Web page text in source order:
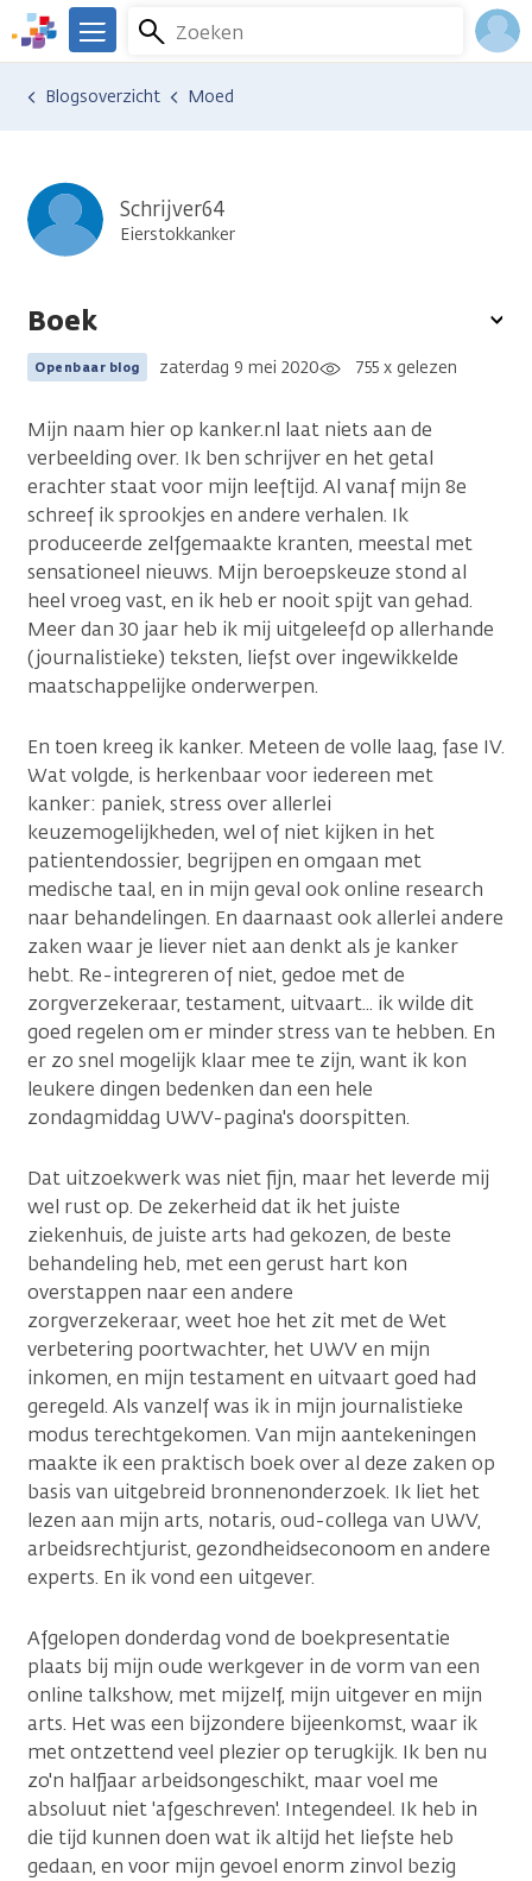
Overslaan
en
naar
We
er
Kanker.nl
Zoeken
Menu
Ervaringen van anderen
Blogsoverzicht Moed
Schrijver64
Eierstokkanker
Boek
Openbaar blog zaterdag 9 mei 2020 755 x gelezen
Mijn naam hier op kanker.nl laat niets aan de
verbeelding over. Ik ben schrijver en het getal
erachter staat voor mijn leeftijd. Al vanaf mijn 8e
schreef ik sprookjes en andere verhalen. Ik
produceerde zelfgemaakte kranten, meestal met
sensationeel nieuws. Mijn beroepskeuze stond al
heel vroeg vast, en ik heb er nooit spijt van gehad.
Meer dan 30 jaar heb ik mij uitgeleefd op allerhande
(journalistieke) teksten, liefst over ingewikkelde
maatschappelijke onderwerpen.
En toen kreeg ik kanker. Meteen de volle laag, fase IV.
Wat volgde, is herkenbaar voor iedereen met
kanker: paniek, stress over allerlei
keuzemogelijkheden, wel of niet kijken in het
patientendossier, begrijpen en omgaan met
medische taal, en in mijn geval ook online research
naar behandelingen. En daarnaast ook allerlei andere
zaken waar je liever niet aan denkt als je kanker
hebt. Re-integreren of niet, gedoe met de
zorgverzekeraar, testament, uitvaart... ik wilde dit
goed regelen om er minder stress van te hebben. En
er zo snel mogelijk klaar mee te zijn, want ik kon
leukere dingen bedenken dan een hele
zondagmiddag UWV-pagina's doorspitten.
Dat uitzoekwerk was niet fijn, maar het leverde mij
wel rust op. De zekerheid dat ik het juiste
ziekenhuis, de juiste arts had gekozen, de beste
behandeling heb, met een gerust hart kon
overstappen naar een andere
zorgverzekeraar, weet hoe het zit met de Wet
verbetering poortwachter, het UWV en mijn
inkomen, en mijn testament en uitvaart goed had
geregeld. Als vanzelf was ik in mijn journalistieke
modus terechtgekomen. Van mijn aantekeningen
maakte ik een praktisch boek over al deze zaken op
basis van uitgebreid bronnenonderzoek. Ik liet het
lezen aan mijn arts, notaris, oud-collega van UWV,
arbeidsrechtjurist, gezondheidseconoom en andere
experts. En ik vond een uitgever.
Afgelopen donderdag vond de boekpresentatie
plaats bij mijn oude werkgever in de vorm van een
online talkshow, met mijzelf, mijn uitgever en mijn
arts. Het was een bijzondere bijeenkomst, waar ik
met ontzettend veel plezier op terugkijk. Ik ben nu
zo'n halfjaar arbeidsongeschikt, maar voel me
absoluut niet 'afgeschreven'. Integendeel. Ik heb in
die tijd kunnen doen wat ik altijd het liefste heb
gedaan, en voor mijn gevoel enorm zinvol bezig